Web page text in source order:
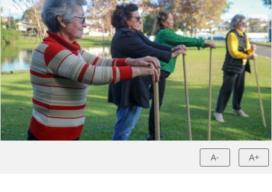
A- A+